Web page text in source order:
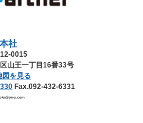
本社
0015
山王一丁目16番33号
図を見る
Fax.092-432-6331
p.com